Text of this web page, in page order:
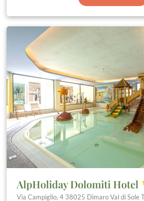
AlpHoliday Dolomiti Hotel
Via Campiglio, 4 38025 Dimaro Val di Sole